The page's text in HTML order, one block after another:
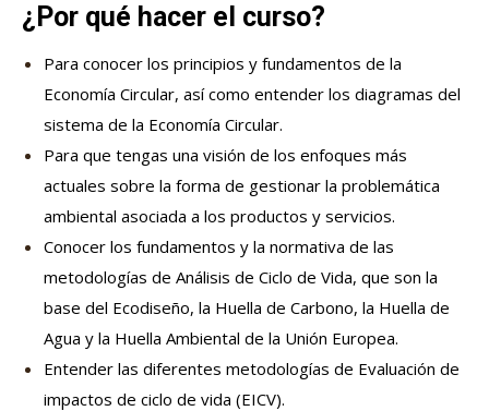
¿Por qué hacer el curso?
Para conocer los principios y fundamentos de la
Economía Circular, así como entender los diagramas del
sistema de la Economía Circular.
Para que tengas una visión de los enfoques más
actuales sobre la forma de gestionar la problemática
ambiental asociada a los productos y servicios.
Conocer los fundamentos y la normativa de las
metodologías de Análisis de Ciclo de Vida, que son la
base del Ecodiseño, la Huella de Carbono, la Huella de
Agua y la Huella Ambiental de la Unión Europea.
Entender las diferentes metodologías de Evaluación de
impactos de ciclo de vida (EICV).